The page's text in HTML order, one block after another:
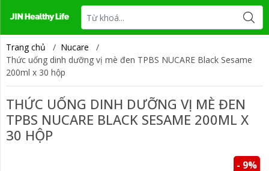
Tin tức Liên hệ
Trang chủ / Nucare
/
Thức uống dinh dưỡng vị mè đen TPBS NUCARE Black Sesame
200ml x 30 hộp
THỨC UỐNG DINH DƯỠNG VỊ MÈ ĐEN
TPBS NUCARE BLACK SESAME 200ML X
30 HỘP
- 9%